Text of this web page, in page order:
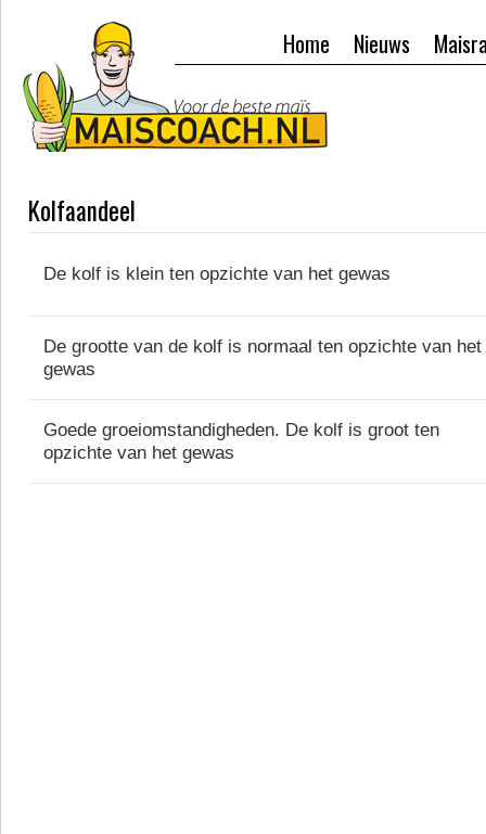
Nieuws
Home
Kolfaandeel
De kolf is klein ten opzichte van het gewas
De grootte van de kolf is normaal ten opzichte van het
gewas
Goede groeiomstandigheden. De kolf is groot ten
opzichte van het gewas